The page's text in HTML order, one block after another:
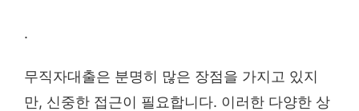
.
무직자대출은 분명히 많은 장점을 가지고 있지
만, 신중한 접근이 필요합니다. 이러한 다양한 상